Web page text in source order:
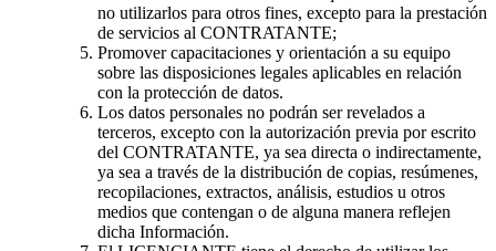
no utilizarlos para otros fines, excepto para la prestación
de servicios al CONTRATANTE;
Promover capacitaciones y orientación a su equipo
sobre las disposiciones legales aplicables en relación
con la protección de datos.
Los datos personales no podrán ser revelados a
terceros, excepto con la autorización previa por escrito
del CONTRATANTE, ya sea directa o indirectamente,
ya sea a través de la distribución de copias, resúmenes,
recopilaciones, extractos, análisis, estudios u otros
medios que contengan o de alguna manera reflejen
dicha Información.